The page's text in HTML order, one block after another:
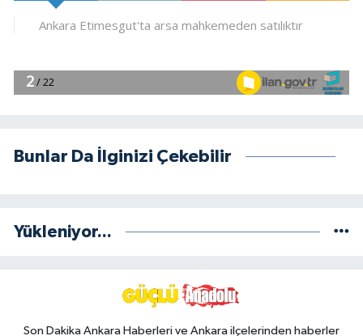
Bunlar Da İlginizi Çekebilir
Yükleniyor...
Son Dakika Ankara Haberleri ve Ankara ilçelerinden haberler